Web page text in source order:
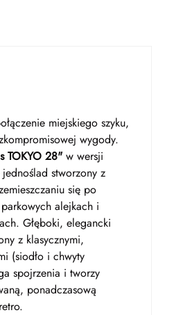
miejskiego szyku,
wygody.
TOKYO 28"w wersji
stworzony z
się po
alejkach i
Głęboki, elegancki
z klasycznymi,
(siodło i chwyty
spojrzenia i tworzy
ponadczasową